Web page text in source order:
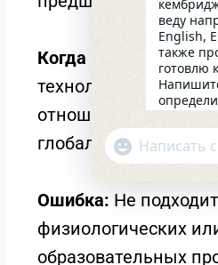
Когда использовать:
технологий на
отношения к
глобализации.
Ошибка: Не
физиологических
образовательных
веду
English,
также
готовлю
занятий.
в
22:25
WhatsApp